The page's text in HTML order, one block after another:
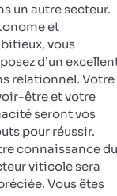
un autre secteur.
et
vous
d’un
relationnel. Votre
être et votre
seront vos
pour réussir.
connaissance du
viticole sera
Vous êtes